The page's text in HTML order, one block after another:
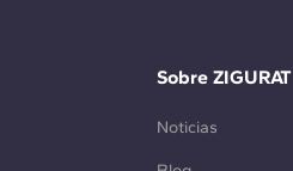
Sobre ZIGURAT
Noticias